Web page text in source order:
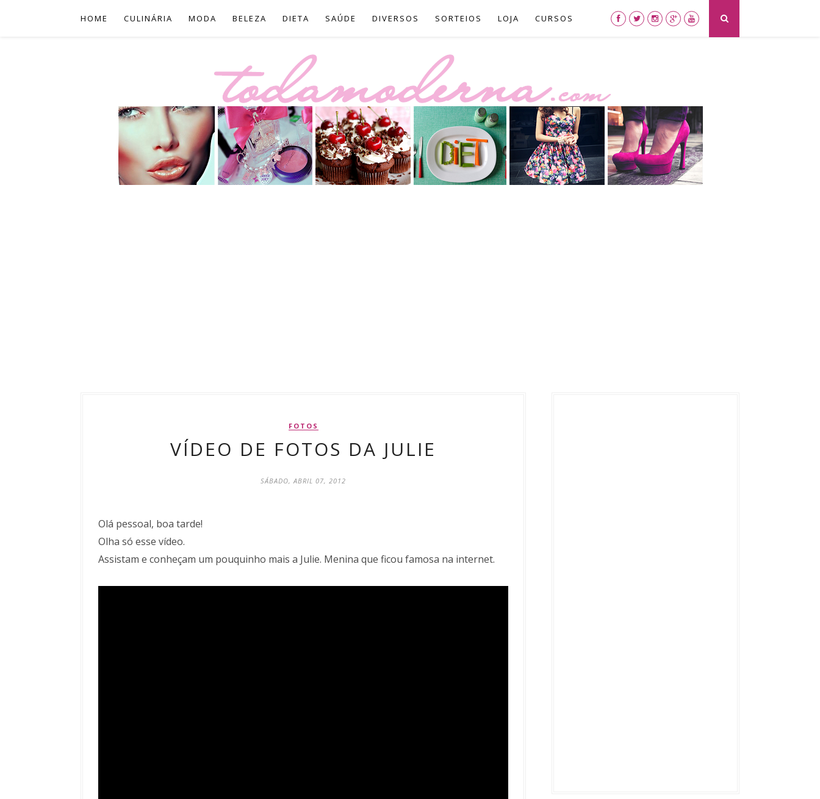
HOME CULINÁRIA MODA BELEZA DIETA SAÚDE DIVERSOS SORTEIOS LOJA CURSOS
FOTOS
VÍDEO DE FOTOS DA JULIE
SÁBADO, ABRIL 07, 2012
Olá pessoal, boa tarde!
Olha só esse vídeo.
Assistam e conheçam um pouquinho mais a Julie. Menina que ficou famosa na internet.